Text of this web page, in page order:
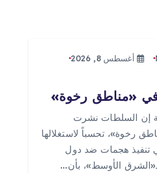
أغسطس 8, 2026
في «مناطق رخوة»
إن السلطات نشرت
رخوة»، تحسباً لاستغلالها
هجمات ضد دول
الأوسط»، بأن…